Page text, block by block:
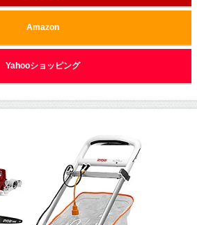
Amazon
Yahooショッピング